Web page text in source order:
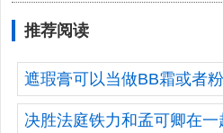
推荐阅读
遮瑕膏可以当做BB霜或者
决胜法庭铁力和孟可卿在一